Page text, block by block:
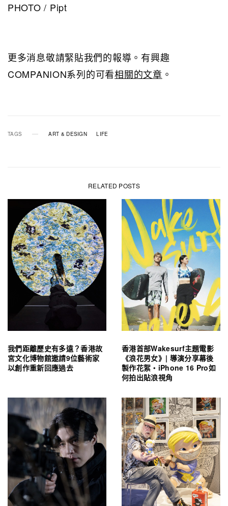
PHOTO / Pipt
更多消息敬請緊貼我們的報導。有興趣
COMPANION系列的可看相關的文章 。
TAGS ART & DESIGN LIFE
RELATED POSTS
我們距離歷史有多遠？香港故
宮文化博物館邀請9位藝術家
以創作重新回應過去
香港首部Wakesurf主題電影
《浪花男女》| 導演分享幕後
製作花絮・iPhone 16 Pro如
何拍出貼浪視角